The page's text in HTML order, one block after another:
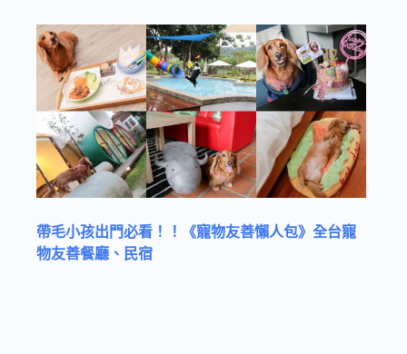
帶毛小孩出門必看！！《寵物友善懶人包》全台寵
物友善餐廳、民宿